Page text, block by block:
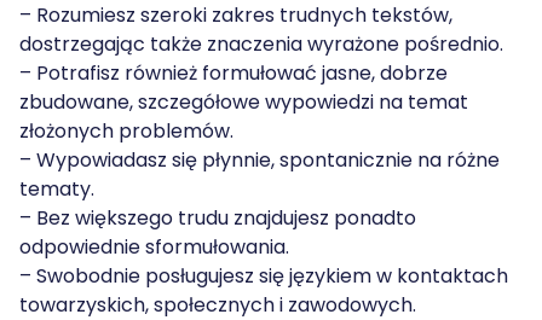
– Rozumiesz szeroki zakres trudnych tekstów,
dostrzegając także znaczenia wyrażone pośrednio.
– Potrafisz również formułować jasne, dobrze
zbudowane, szczegółowe wypowiedzi na temat
złożonych problemów.
– Wypowiadasz się płynnie, spontanicznie na różne
tematy.
– Bez większego trudu znajdujesz ponadto
odpowiednie sformułowania.
– Swobodnie posługujesz się językiem w kontaktach
towarzyskich, społecznych i zawodowych.